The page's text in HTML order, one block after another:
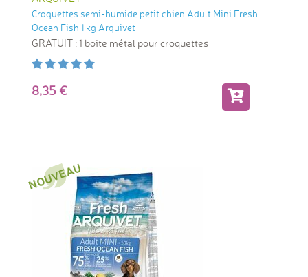
Croquettes semi-humide petit chien Adult Mini Fresh
Ocean Fish 1 kg Arquivet
GRATUIT : 1 boite métal pour croquettes
8,35